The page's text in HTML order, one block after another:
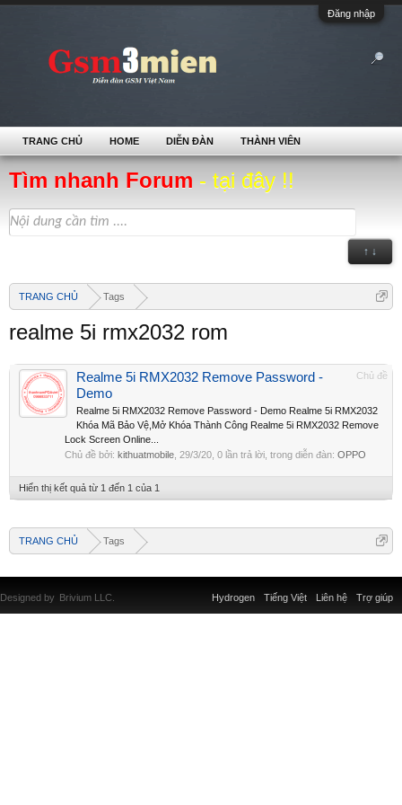
Đăng nhập
Tìm nhanh Forum - tại đây !!
↑ ↓
TRANG CHỦ Tags
realme 5i rmx2032 rom
Chủ đề
Realme 5i RMX2032 Remove Password -
Demo
Realme 5i RMX2032 Remove Password - Demo Realme 5i RMX2032
Khóa Mã Bảo Vệ,Mở Khóa Thành Công Realme 5i RMX2032 Remove
Lock Screen Online...
Chủ đề bởi: kithuatmobile 29/3/20 , 0 lần trả lời, trong diễn đàn: OPPO
Hiển thị kết quả từ 1 đến 1 của 1
TRANG CHỦ Tags
TRANG CHỦ HOME DIỄN ĐÀN THÀNH VIÊN
Liên hệ Trợ giúp
Hydrogen Tiếng Việt
Designed by Brivium LLC.